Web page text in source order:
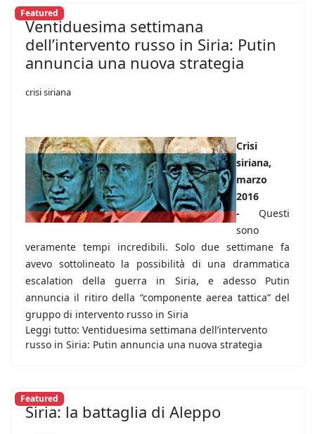
Featured
Ventiduesima settimana
dell’intervento russo in Siria: Putin
annuncia una nuova strategia
crisi siriana
Crisi
siriana,
marzo
2016
- Questi
sono
veramente tempi incredibili. Solo due settimane fa
avevo sottolineato la possibilità di una drammatica
escalation della guerra in Siria, e adesso Putin
annuncia il ritiro della “componente aerea tattica” del
gruppo di intervento russo in Siria
Leggi tutto: Ventiduesima settimana dell’intervento
russo in Siria: Putin annuncia una nuova strategia
Featured
Siria: la battaglia di Aleppo